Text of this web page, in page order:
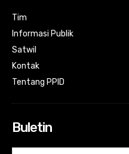
Tim
Informasi Publik
Satwil
Kontak
Tentang PPID
Buletin